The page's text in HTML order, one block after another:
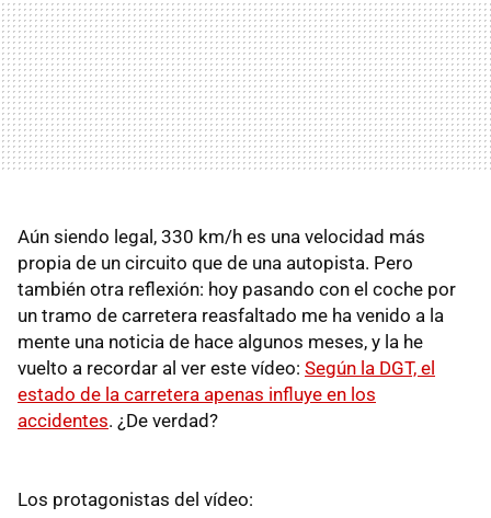
Aún siendo legal, 330 km/h es una velocidad más
propia de un circuito que de una autopista. Pero
también otra reflexión: hoy pasando con el coche por
un tramo de carretera reasfaltado me ha venido a la
mente una noticia de hace algunos meses, y la he
vuelto a recordar al ver este vídeo: Según la DGT, el
estado de la carretera apenas influye en los
accidentes. ¿De verdad?
Los protagonistas del vídeo: